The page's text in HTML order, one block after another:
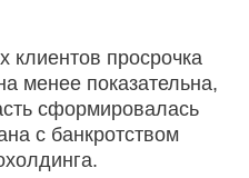
клиентов просрочка
менее показательна,
сформировалась
с банкротством